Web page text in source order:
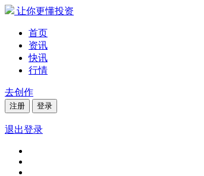
让你更懂投资
首页
资讯
快讯
行情
去创作
注册 登录
退出登录